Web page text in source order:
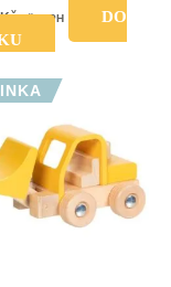
Kč vč. DPH
DO